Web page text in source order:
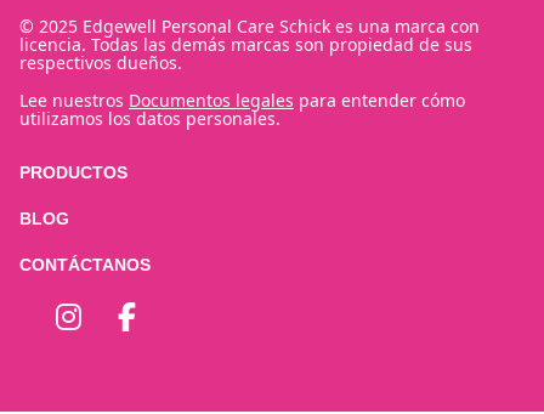
© 2025 Edgewell Personal Care Schick es una marca con
licencia. Todas las demás marcas son propiedad de sus
respectivos dueños.
Lee nuestros Documentos legales para entender cómo
utilizamos los datos personales.
PRODUCTOS
BLOG
CONTÁCTANOS